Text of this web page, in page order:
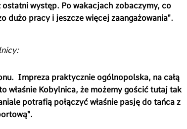
występ. Po wakacjach zobaczymy, co
dużo pracy i jeszcze więcej zaangażowania".
Impreza praktycznie ogólnopolska, na całą
właśnie Kobylnica, że możemy gościć tutaj tak
potrafią połączyć właśnie pasję do tańca z